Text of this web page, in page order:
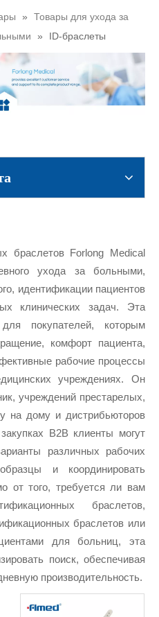
»
Товары для ухода за
» ID-браслеты
браслетов Forlong Medical
ухода за больными,
идентификации пациентов
клинических задач. Эта
для покупателей, которым
комфорт пациента,
рабочие процессы
учреждениях. Он
учреждений престарелых,
на дому и дистрибьюторов
B2B клиенты могут
различных рабочих
и координировать
от того, требуется ли вам
браслетов,
браслетов или
для больниц, эта
поиск, обеспечивая
производительность.